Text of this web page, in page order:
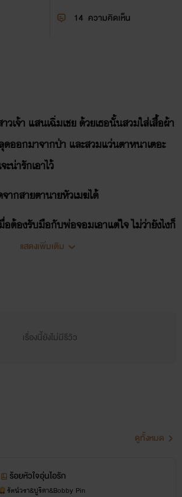
14 ความคิดเห็น
เจ้า แสนเฉิ่มเชย ด้วยเธอนั้นสวมใส่เสื้อผ้า
ดออกมาจากป่า และสวมแว่นตาหนาเตอะ
น่ารักเอาไว้
ากสายตานายหัวเมฆได้
อต้องรับมือกับพ่อจอมเอาแต่ใจ ไม่ว่ายังไงก็
ข้าง เขาก็ต้องจัดการกับอีกคนที่คอยมาตาม
นพ.แล้ว
แสดงเพิ่มเติม
เรื่องนี้ยังไม่มีรีวิว
ดูทั้งหมด
ร้อยหัวใจอุ่นไอรัก
รัตน์วรา&ปูริดา&Bobby Pin